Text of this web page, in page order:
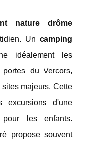
nature drôme
Un camping
idéalement les
du Vercors,
majeurs. Cette
excursions d'une
les enfants.
propose souvent